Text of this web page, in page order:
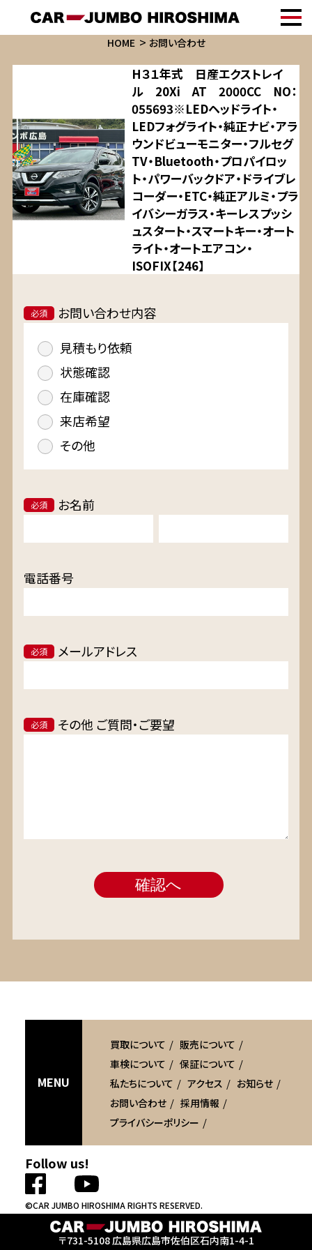
HOME お問い合わせ
H３１年式 日産エクストレイ
ル 20Xi AT 2000CC NO：
055693※LEDヘッドライト・
LEDフォグライト・純正ナビ・アラ
ウンドビューモニター・フルセグ
TV・Bluetooth・プロパイロッ
ト・パワーバックドア・ドライブレ
コーダー・ETC・純正アルミ・プラ
イバシーガラス・キーレスプッシ
ュスタート・スマートキー・オート
ライト・オートエアコン・
ISOFIX【246】
必須
お問い合わせ内容
見積もり依頼
状態確認
在庫確認
来店希望
その他
必須 お名前
電話番号
必須 メールアドレス
必須 その他 ご質問・ご要望
〒731-5108広島県広島市佐伯区石内南1-4-1
MENU
買取について
販売について
車検について
保証について
私たちについて
アクセス
お知らせ
お問い合わせ
採用情報
プライバシーポリシー
Follow us!
©CAR JUMBO HIROSHIMA RIGHTS RESERVED.